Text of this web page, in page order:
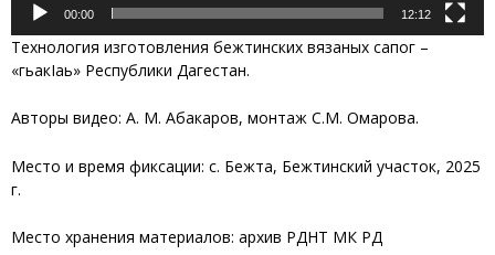
00:00 12:12
Технология изготовления бежтинских вязаных сапог –
«гьакIаь» Республики Дагестан.
Авторы видео: А. М. Абакаров, монтаж С.М. Омарова.
Место и время фиксации: с. Бежта, Бежтинский участок, 2025
г.
Место хранения материалов: архив РДНТ МК РД